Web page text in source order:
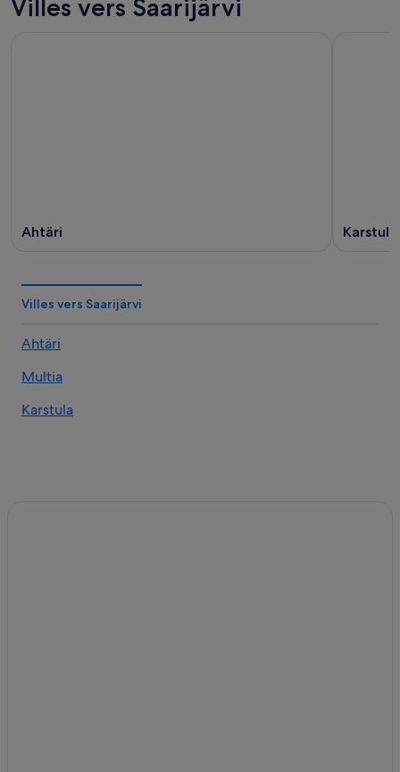
Villes vers Saarijärvi
Ahtäri Karstula
Villes vers Saarijärvi
Ahtäri
Multia
Karstula